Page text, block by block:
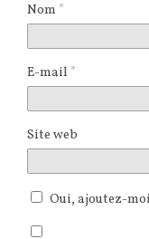
Nom *
E-mail *
Site web
Oui, ajoutez-